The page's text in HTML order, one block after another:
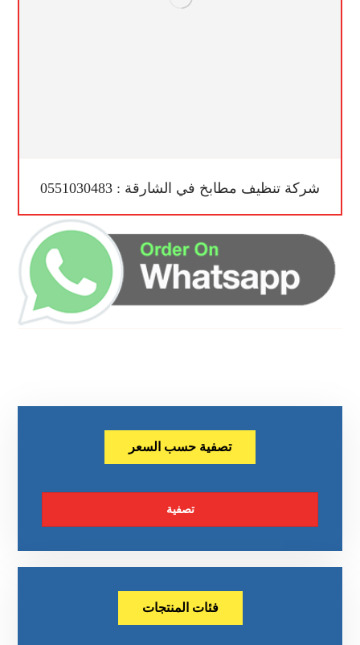
شركة تنظيف مطابخ في الشارقة : 0551030483
تصفية حسب السعر
تصفية
فئات المنتجات